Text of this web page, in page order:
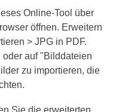
Online-Tool über
öffnen. Erweitern
> JPG in PDF.
auf "Bilddateien
zu importieren, die
Sie die erweiterten